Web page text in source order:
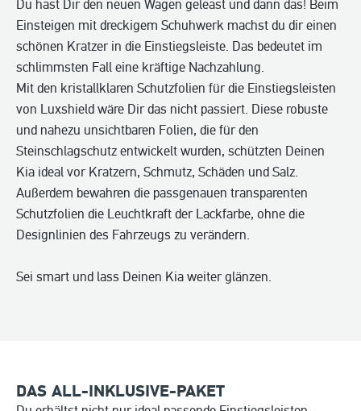
Du hast Dir den neuen Wagen geleast und dann das! Beim
Einsteigen mit dreckigem Schuhwerk machst du dir einen
schönen Kratzer in die Einstiegsleiste. Das bedeutet im
schlimmsten Fall eine kräftige Nachzahlung.
Mit den kristallklaren Schutzfolien für die Einstiegsleisten
von Luxshield wäre Dir das nicht passiert. Diese robuste
und nahezu unsichtbaren Folien, die für den
Steinschlagschutz entwickelt wurden, schützten Deinen
Kia ideal vor Kratzern, Schmutz, Schäden und Salz.
Außerdem bewahren die passgenauen transparenten
Schutzfolien die Leuchtkraft der Lackfarbe, ohne die
Designlinien des Fahrzeugs zu verändern.
Sei smart und lass Deinen Kia weiter glänzen.
DAS ALL-INKLUSIVE-PAKET